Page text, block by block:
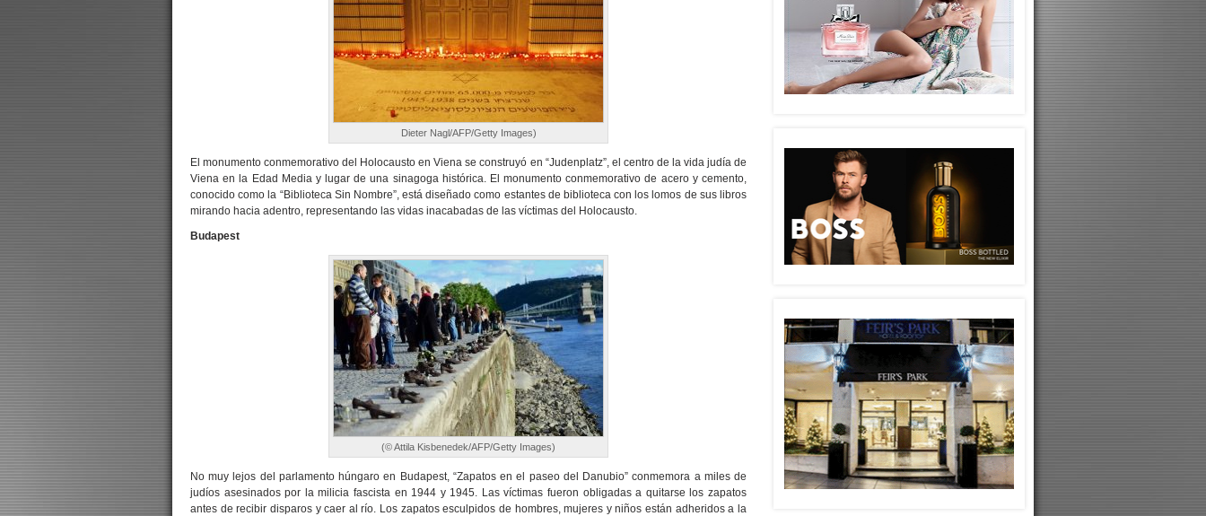
Dieter Nagl/AFP/Getty Images)
El monumento conmemorativo del Holocausto en Viena se construyó en “Judenplatz”, el centro de la vida judía de
Viena en la Edad Media y lugar de una sinagoga histórica. El monumento conmemorativo de acero y cemento,
conocido como la “Biblioteca Sin Nombre”, está diseñado como estantes de biblioteca con los lomos de sus libros
mirando hacia adentro, representando las vidas inacabadas de las víctimas del Holocausto.
Budapest
(© Attila Kisbenedek/AFP/Getty Images)
No muy lejos del parlamento húngaro en Budapest, “Zapatos en el paseo del Danubio” conmemora a miles de
judíos asesinados por la milicia fascista en 1944 y 1945. Las víctimas fueron obligadas a quitarse los zapatos
antes de recibir disparos y caer al río. Los zapatos esculpidos de hombres, mujeres y niños están adheridos a la